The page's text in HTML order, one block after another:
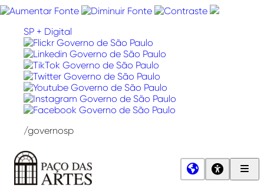
SP + Digital
/governosp